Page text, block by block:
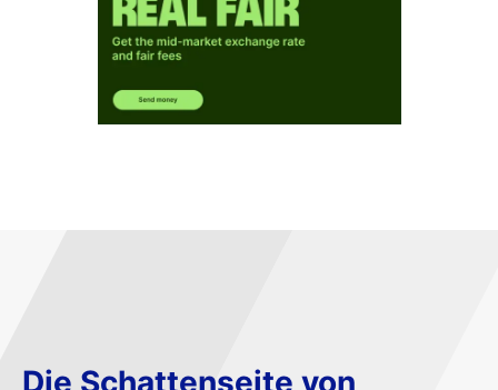
Die Schattenseite von